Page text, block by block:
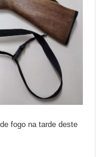
fogo na tarde deste